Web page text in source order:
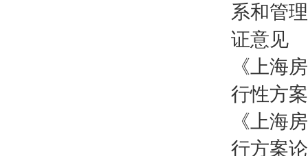
系和管
证意见
《上海
行性方案
《上海
行方案